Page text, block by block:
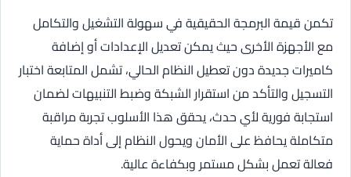
تكمن قيمة البرمجة الحقيقية في سهولة التشغيل والتكامل
مع الأجهزة الأخرى حيث يمكن تعديل الإعدادات أو إضافة
كاميرات جديدة دون تعطيل النظام الحالي، تشمل المتابعة اختبار
التسجيل والتأكد من استقرار الشبكة وضبط التنبيهات لضمان
استجابة فورية لأي حدث، يحقق هذا الأسلوب تجربة مراقبة
متكاملة يحافظ على الأمان ويحول النظام إلى أداة حماية
فعالة تعمل بشكل مستمر وبكفاءة عالية.